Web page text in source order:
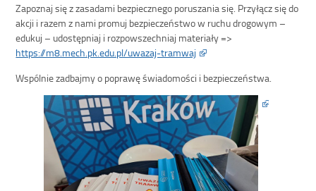
Zapoznaj się z zasadami bezpiecznego poruszania się. Przyłącz się do
akcji i razem z nami promuj bezpieczeństwo w ruchu drogowym –
edukuj – udostępniaj i rozpowszechniaj materiały =>
https://m8.mech.pk.edu.pl/uwazaj-tramwaj
Wspólnie zadbajmy o poprawę świadomości i bezpieczeństwa.